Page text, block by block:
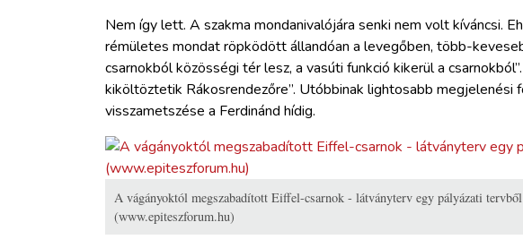
Nem így lett. A szakma mondanivalójára senki nem volt kíváncsi.
rémületes mondat röpködött állandóan a levegőben, több-
csarnokból közösségi tér lesz, a vasúti funkció kikerül a
kiköltöztetik Rákosrendezőre”. Utóbbinak lightosabb megjelenési
visszametszése a Ferdinánd hídig.
A vágányoktól megszabadított Eiffel-csarnok - látványterv egy pályázati tervből
(www.epiteszforum.hu)